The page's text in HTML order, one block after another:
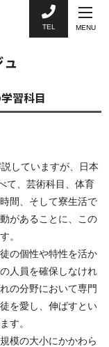
TEL MENU
習科目
していますが、日本
て、芸術科目、体育
間、そして寮生活で
があることに、この
。
の個性や特性を活か
人員を確保しなけれ
の分野において専門
を愛し、伸ばすとい
す。
模の大小にかかわら